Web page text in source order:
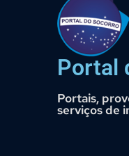
Portal
Portais,
serviços de